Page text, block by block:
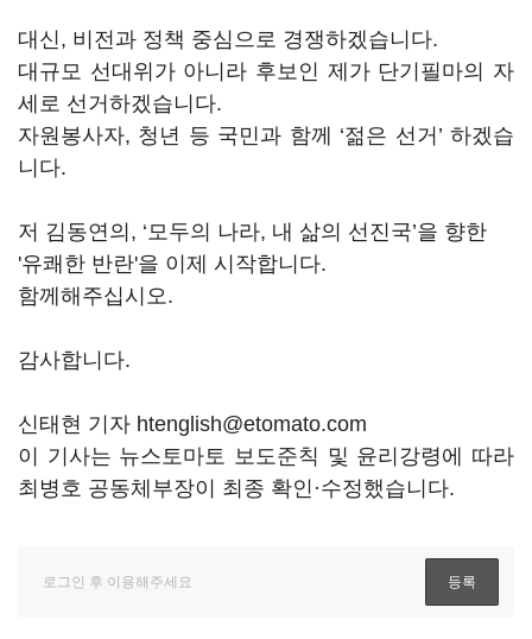
대신, 비전과 정책 중심으로 경쟁하겠습니다.
대규모 선대위가 아니라 후보인 제가 단기필마의 자
세로 선거하겠습니다.
자원봉사자, 청년 등 국민과 함께 ‘젊은 선거’ 하겠습
니다.
저 김동연의, ‘모두의 나라, 내 삶의 선진국’을 향한
'유쾌한 반란'을 이제 시작합니다.
함께해주십시오.
감사합니다.
신태현 기자 htenglish@etomato.com
이 기사는 뉴스토마토 보도준칙 및 윤리강령에 따라
최병호 공동체부장이 최종 확인·수정했습니다.